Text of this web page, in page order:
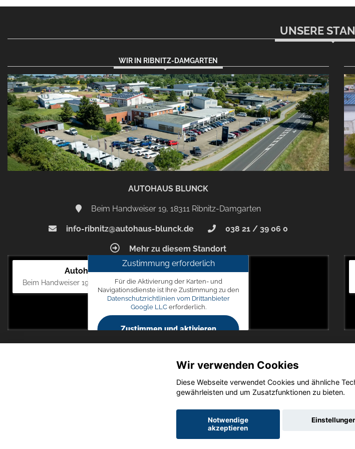
UNSERE
WIR IN RIBNITZ-DAMGARTEN
AUTOHAUS BLUNCK
Beim Handweiser 19, 18311 Ribnitz-Damgarten
info-ribnitz@autohaus-blunck.de 038 21 / 39 06 0
Mehr zu diesem Standort
Autohaus Blunck
Beim Handweiser 19, 18311 Ribnitz-Damgarten
Zustimmung erforderlich
Für die Aktivierung der Karten- und
Navigationsdienste ist Ihre Zustimmung zu den
Datenschutzrichtlinien vom Drittanbieter
Google LLCerforderlich.
Zustimmen und aktivieren
Copyright © 2026.
Startseite AGB
Wir verwenden Cookies
Diese Webseite verwendet Cookies und ähnliche
gewährleisten und um Zusatzfunktionen zu bieten.
Notwendige
akzeptieren